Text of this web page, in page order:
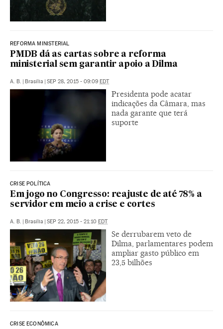
REFORMA MINISTERIAL
PMDB dá as cartas sobre a reforma
ministerial sem garantir apoio a Dilma
A. B. | Brasília | SEP 28, 2015 - 09:09 EDT
Presidenta pode acatar
indicações da Câmara, mas
nada garante que terá
suporte
CRISE POLÍTICA
Em jogo no Congresso: reajuste de até 78% a
servidor em meio a crise e cortes
A. B. | Brasília | SEP 22, 2015 - 21:10 EDT
Se derrubarem veto de
Dilma, parlamentares podem
ampliar gasto público em
23,5 bilhões
CRISE ECONÔMICA